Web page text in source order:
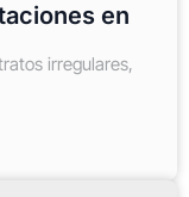
en
irregulares,